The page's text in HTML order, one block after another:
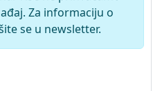
Za informaciju o
se u newsletter.